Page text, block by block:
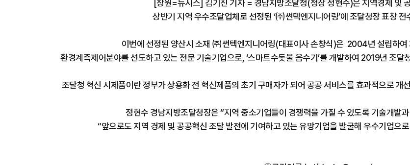
[창원=뉴시스] 김기진 기자 = 경남지방조달청(청장 정현수)은 지역경제 및
상반기 지역 우수조달업체로 선정된 ‘㈜썬텍엔지니어링’에 조달청장 표창
이번에 선정된 양산시 소재 ㈜썬텍엔지니어링(대표이사 손창식)은 2004년 설립하여
환경계측제어분야를 선도하고 있는 전문 기술기업으로, ‘스마트수돗물 음수기’를 개발하여 2019년 조
조달청 혁신 시제품이란 정부가 상용화 전 혁신제품의 초기 구매자가 되어 공공 서비스를 효과적으로 개
정현수 경남지방조달청장은 “지역 중소기업들이 경쟁력을 가질 수 있도록 기술개발
“앞으로도 지역 경제 및 공공혁신 조달 발전에 기여하고 있는 유망기업을 발굴해 우수기업으